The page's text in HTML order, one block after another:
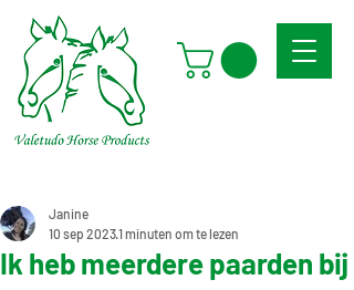
Ik heb meerdere paarden bij
Janine
10 sep 20231 minuten om te lezen